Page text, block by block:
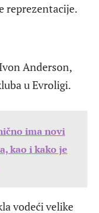
reprezentacije.
Anderson,
u Evroligi.
ima novi
kao i kako je
vodeći velike